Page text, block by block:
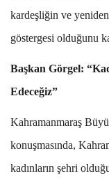
kardeşliğin ve
göstergesi olduğunu
Başkan Görgel:
Edeceğiz”
Kahramanmaraş
konuşmasında,
kadınların şehri